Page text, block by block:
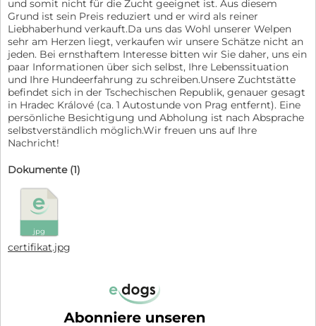
und somit nicht für die Zucht geeignet ist. Aus diesem
Grund ist sein Preis reduziert und er wird als reiner
Liebhaberhund verkauft.Da uns das Wohl unserer Welpen
sehr am Herzen liegt, verkaufen wir unsere Schätze nicht an
jeden. Bei ernsthaftem Interesse bitten wir Sie daher, uns ein
paar Informationen über sich selbst, Ihre Lebenssituation
und Ihre Hundeerfahrung zu schreiben.Unsere Zuchtstätte
befindet sich in der Tschechischen Republik, genauer gesagt
in Hradec Králové (ca. 1 Autostunde von Prag entfernt). Eine
persönliche Besichtigung und Abholung ist nach Absprache
selbstverständlich möglich.Wir freuen uns auf Ihre
Nachricht!
Dokumente (1)
jpg
certifikat.jpg